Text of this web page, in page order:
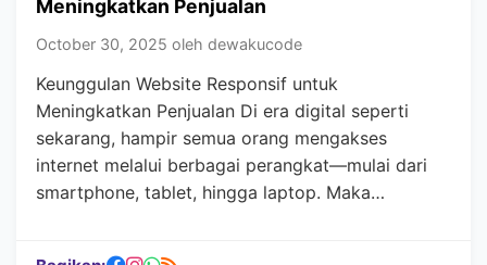
Meningkatkan Penjualan
October 30, 2025 oleh dewakucode
Keunggulan Website Responsif untuk
Meningkatkan Penjualan Di era digital seperti
sekarang, hampir semua orang mengakses
internet melalui berbagai perangkat—mulai dari
smartphone, tablet, hingga laptop. Maka…